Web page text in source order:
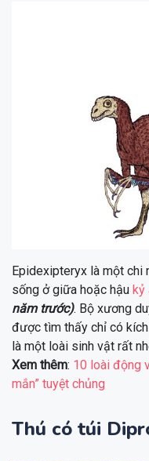
Epidexipteryx là một chi
sống ở giữa hoặc hậu kỷ
năm trước). Bộ xương
được tìm thấy chỉ có
là một loài sinh vật rất
Xem thêm: 10 loài động
mắn” tuyệt chủng
Thú có túi